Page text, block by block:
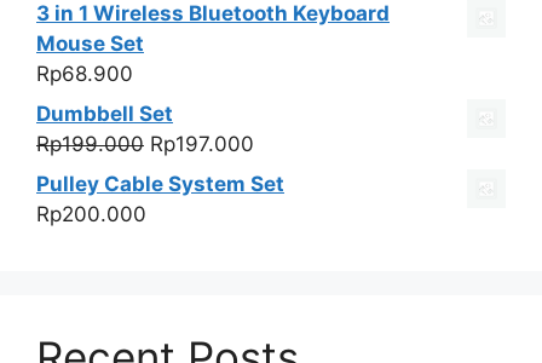
Rp14.880.
3 in 1 Wireless Bluetooth Keyboard
Mouse Set
Rp68.900
Dumbbell Set
Rp199.000 Harga
aslinya
adalah:
Rp197.000
saat
Pulley Cable System Set
Rp200.000